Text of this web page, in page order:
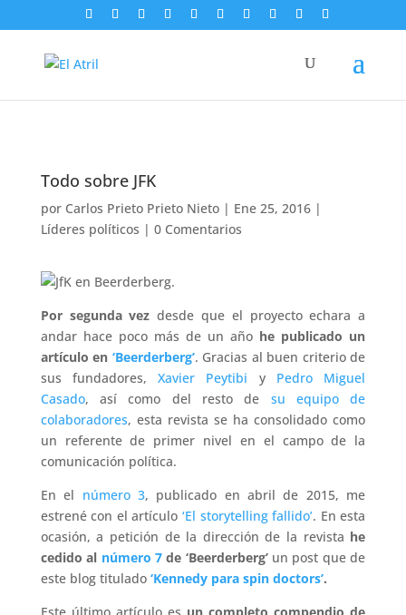
Todo sobre JFK
por Carlos Prieto Prieto Nieto| Ene 25, 2016|
Líderes políticos | 0 Comentarios
Por segunda vez desde que el proyecto echara a
andar hace poco más de un año he publicado un
artículo en ‘Beerderberg’. Gracias al buen criterio de
sus fundadores,Xavier Peytibi y Pedro Miguel
Casado, así como del resto de su equipo de
colaboradores, esta revista se ha consolidado como
un referente de primer nivel en el campo de la
comunicación política.
En el número 3, publicado en abril de 2015, me
estrené con el artículo ‘El storytelling fallido’. En esta
ocasión, a petición de la dirección de la revista he
cedido al número 7de ‘Beerderberg’un post que de
este blog titulado ‘Kennedy para spin doctors’.